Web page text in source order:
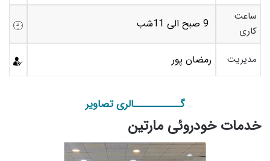
ساعت
کاری
مدیریت رمضان پور
گـــــــــــالری تصاویر
خدمات خودروئی مارتین